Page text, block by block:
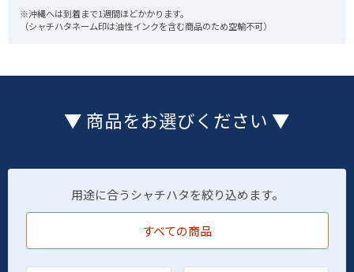
※沖縄へは到着まで1週間ほどかかります。
（シャチハタネーム印は油性インクを含む商品のため空輸不可）
▼ 商品をお選びください ▼
用途に合うシャチハタを絞り込めます。
すべての商品